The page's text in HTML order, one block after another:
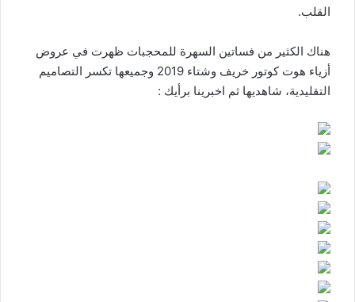
القلب.
هناك الكثير من فساتين السهرة للمحجبات ظهرت في عروض
أزياء هوت كوتور خريف وشتاء 2019 وجميعها تكسر التصاميم
التقليدية، شاهديها ثم اخبرينا برأيك :